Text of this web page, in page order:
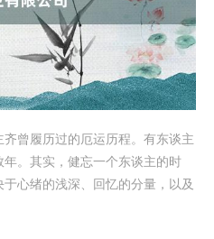
曾履历过的厄运历程。有东谈主
。其实，健忘一个东谈主的时
心绪的浅深、回忆的分量，以及